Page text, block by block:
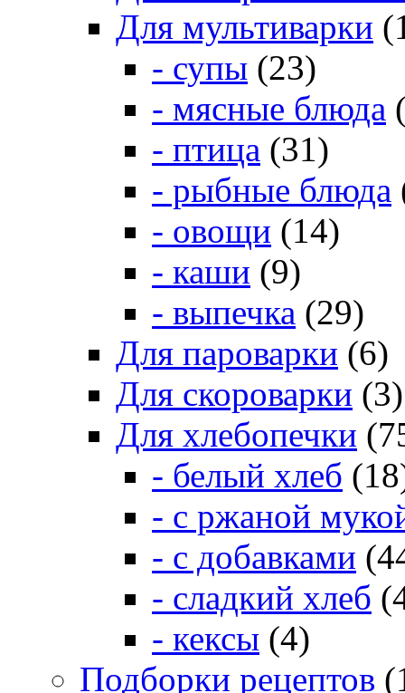
Для мультиварки
- супы (23)
- мясные блюда
- птица (31)
- рыбные блюда
- овощи (14)
- каши (9)
- выпечка (29)
Для пароварки (6)
Для скороварки (3)
Для хлебопечки
- белый хлеб
- с ржаной
- с добавками
- сладкий хлеб
- кексы (4)
Подборки рецептов